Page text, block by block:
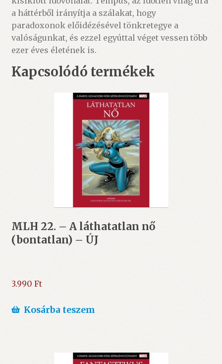
a háttérből irányítja a szálakat, hogy
paradoxonok előidézésével tönkretegye a
valóságunkat, és ezzel egyúttal véget vessen több
ezer éves életének is.
Kapcsolódó termékek
MLH 22. – A láthatatlan nő
(bontatlan) – ÚJ
3.990 Ft
Kosárba teszem